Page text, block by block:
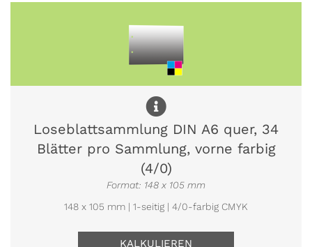
Loseblattsammlung DIN A6 quer, 34
Blätter pro Sammlung, vorne farbig
(4/0)
Format: 148 x 105 mm
148 x 105 mm | 1-seitig | 4/0-farbig CMYK
KALKULIEREN